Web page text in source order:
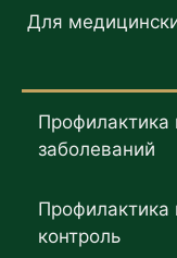
Для
заболеваний
контроль